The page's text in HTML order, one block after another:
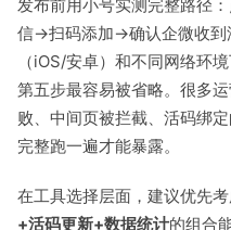
发布前用小号实测完整路径
信→扫码添加→确认企微收到
（iOS/安卓）和不同网络环
第五步最容易被省略。很多
败、中间页被拦截、活码绑
完整跑一遍才能暴露。
在工具选择层面，建议优先
+活码更新+数据统计的组合